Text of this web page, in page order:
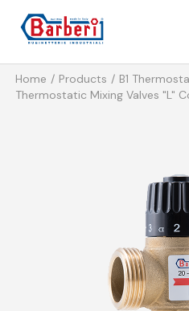
Home Products
B1
Thermostatic Mixing Valves "L"